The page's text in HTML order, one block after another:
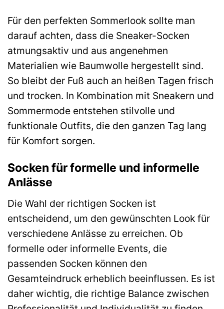
Für den perfekten Sommerlook sollte man
darauf achten, dass die Sneaker-Socken
atmungsaktiv und aus angenehmen
Materialien wie Baumwolle hergestellt sind.
So bleibt der Fuß auch an heißen Tagen frisch
und trocken. In Kombination mit Sneakern und
Sommermode entstehen stilvolle und
funktionale Outfits, die den ganzen Tag lang
für Komfort sorgen.
Socken für formelle und informelle
Anlässe
Die Wahl der richtigen Socken ist
entscheidend, um den gewünschten Look für
verschiedene Anlässe zu erreichen. Ob
formelle oder informelle Events, die
passenden Socken können den
Gesamteindruck erheblich beeinflussen. Es ist
daher wichtig, die richtige Balance zwischen